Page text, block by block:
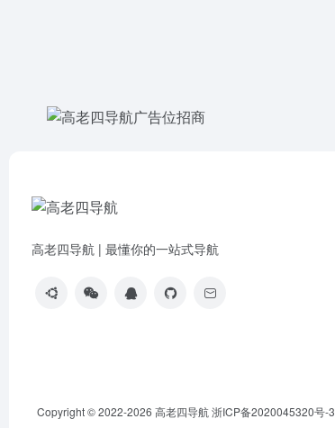
高老四导航 | 最懂你的一站式导航
Copyright © 2022-2026 高老四导航浙ICP备2020045320号-3